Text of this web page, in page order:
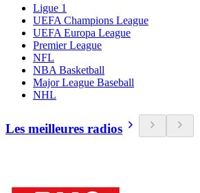
Ligue 1
UEFA Champions League
UEFA Europa League
Premier League
NFL
NBA Basketball
Major League Baseball
NHL
Les meilleures radios